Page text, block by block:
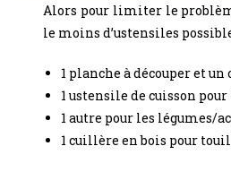
Alors pour limiter le
le moins d’ustensiles
1 planche à découper et un
1 ustensile de cuisson
1 autre pour les légumes/
1 cuillère en bois pour